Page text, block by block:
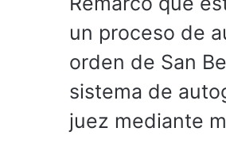
un proceso de
orden de San
sistema de
juez mediante